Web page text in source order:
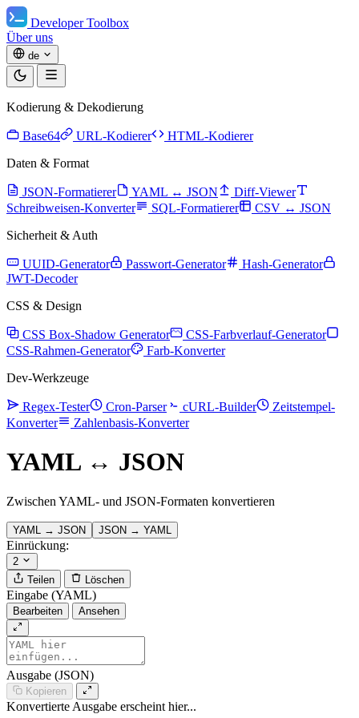
Developer Toolbox
Über uns
de
Kodierung & Dekodierung
Base64 URL-Kodierer
HTML-Kodierer
Daten & Format
JSON-Formatierer YAML ↔ JSON
Diff-Viewer
Schreibweisen-Konverter
SQL-Formatierer
CSV ↔ JSON
Sicherheit & Auth
UUID-Generator Passwort-Generator
Hash-Generator
JWT-Decoder
CSS & Design
CSS Box-Shadow Generator
CSS-Farbverlauf-Generator
CSS-Rahmen-Generator
Farb-Konverter
Dev-Werkzeuge
Regex-Tester Cron-Parser cURL-Builder
Zeitstempel-
Konverter
Zahlenbasis-Konverter
YAML ↔ JSON
Zwischen YAML- und JSON-Formaten konvertieren
YAML → JSON JSON → YAML
Einrückung:
2
Teilen
Löschen
Eingabe (YAML)
Bearbeiten Ansehen
Ausgabe (JSON)
Kopieren
Konvertierte Ausgabe erscheint hier...